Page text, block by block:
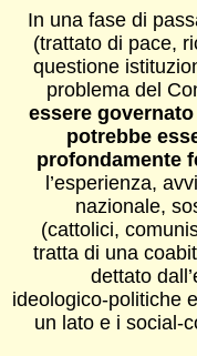
In una fase di
(trattato di pace,
questione
problema del
essere
potrebbe
profondamente
l’esperienza,
nazionale,
(cattolici,
tratta di una
dettato
ideologico-politiche
un lato e i social-